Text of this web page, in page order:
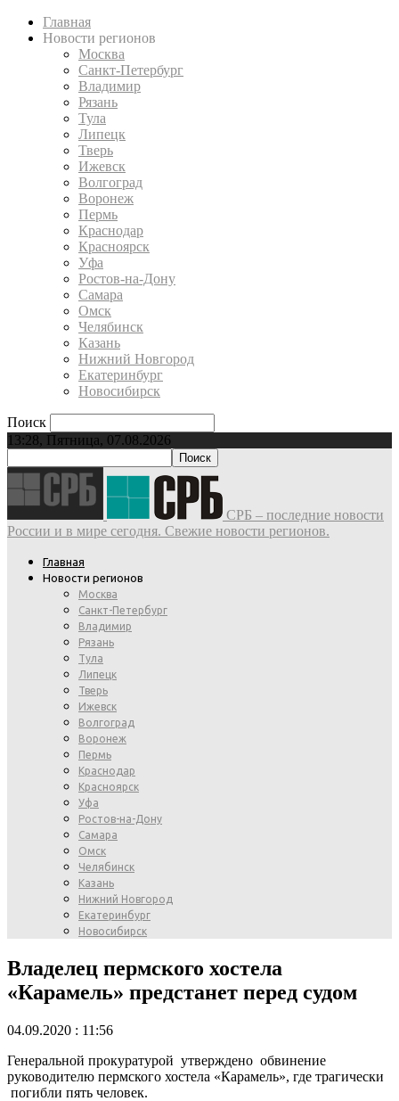
Главная
Новости регионов
Москва
Санкт-Петербург
Владимир
Рязань
Тула
Липецк
Тверь
Ижевск
Волгоград
Воронеж
Пермь
Краснодар
Красноярск
Уфа
Ростов-на-Дону
Самара
Омск
Челябинск
Казань
Нижний Новгород
Екатеринбург
Новосибирск
Поиск
13:28, Пятница, 07.08.2026
СРБ – последние новости
России и в мире сегодня. Свежие новости регионов.
Главная
Новости регионов
Москва
Санкт-Петербург
Владимир
Рязань
Тула
Липецк
Тверь
Ижевск
Волгоград
Воронеж
Пермь
Краснодар
Красноярск
Уфа
Ростов-на-Дону
Самара
Омск
Челябинск
Казань
Нижний Новгород
Екатеринбург
Новосибирск
Владелец пермского хостела
«Карамель» предстанет перед судом
04.09.2020 : 11:56
Генеральной прокуратурой утверждено обвинение
руководителю пермского хостела «Карамель», где трагически
погибли пять человек.